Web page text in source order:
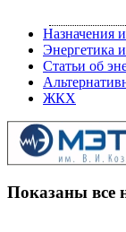
Назначения
Энергетика
Статьи об
ЖКХ
Показаны все